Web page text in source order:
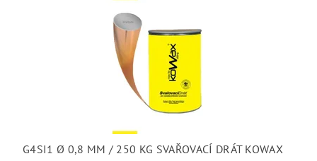
G4SI1 Ø 0,8 MM / 250 KG SVAŘOVACÍ DRÁT KOWAX